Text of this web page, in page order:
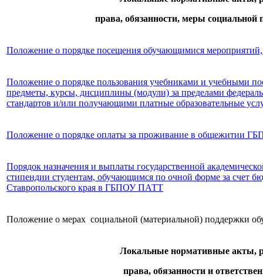
права, обязанности, меры
Положение о порядке посещения обучающимися
Положение о порядке пользования учебниками и учебными
предметы, курсы, дисциплины (модули) за пределами
стандартов и/или получающими платные образовательные
Положение о порядке оплаты за проживание в общежитии
Порядок назначения и выплаты государственной
стипендии студентам, обучающимся по очной форме за счет
Ставропольского края в ГБПОУ ПАТТ
Положение о мерах социальной (материальной) поддержки
Локальные нормативные акты,
права, обязанности и